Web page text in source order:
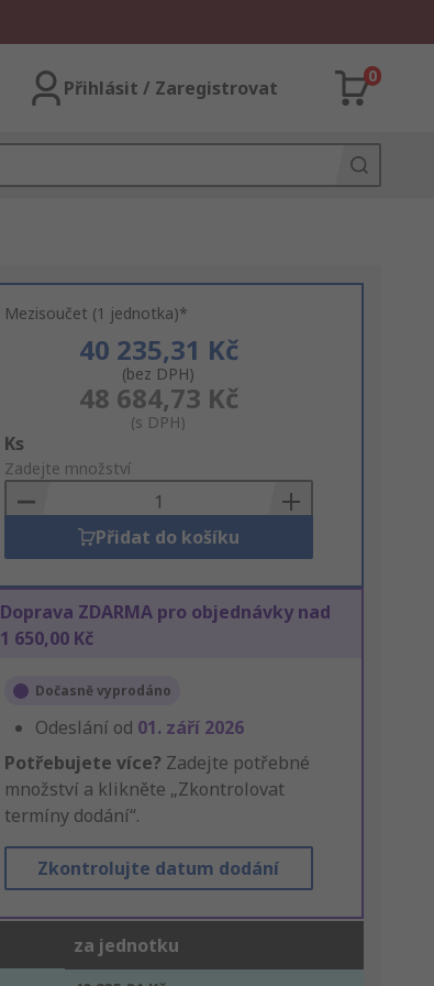
Přihlásit / Zaregistrovat
0
Mezisoučet (1 jednotka)*
40 235,31 Kč
(bez DPH)
48 684,73 Kč
(s DPH)
Add
to
Basket
Ks
Zadejte množství
Přidat do košíku
Doprava ZDARMA pro objednávky nad
1 650,00 Kč
Dočasně vyprodáno
Odeslání od 01. září 2026
Potřebujete více? Zadejte potřebné
množství a klikněte „Zkontrolovat
termíny dodání“.
Zkontrolujte datum dodání
za jednotku